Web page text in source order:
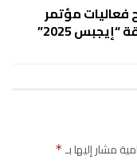
فعاليات مؤتمر
2025”
مشار إليها بـ*